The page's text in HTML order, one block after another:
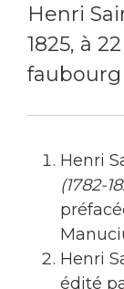
Henri
1825, à
Henri
(1782-
Henri
édité